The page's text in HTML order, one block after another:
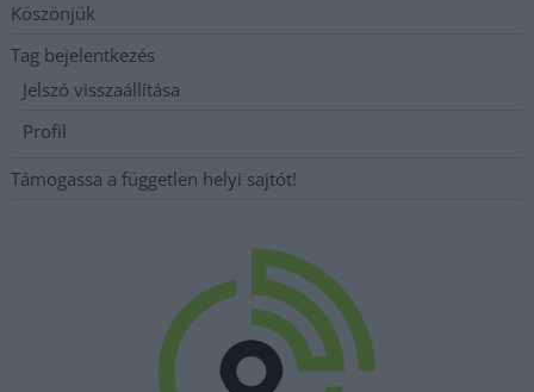
Köszönjük
Tag bejelentkezés
Jelszó visszaállítása
Profil
Támogassa a független helyi sajtót!